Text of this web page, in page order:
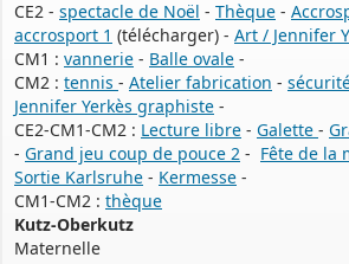
CE2 - spectacle de Noël - Thèque -
accrosport 1 (télécharger) - Art / Jennifer
CM1 : vannerie - Balle ovale -
CM2 : tennis - Atelier fabrication -
Jennifer Yerkès graphiste -
CE2-CM1-CM2 : Lecture libre - Galette -
- Grand jeu coup de pouce 2 - Fête de la
Sortie Karlsruhe - Kermesse -
CM1-CM2 : thèque
Kutz-Oberkutz
Maternelle